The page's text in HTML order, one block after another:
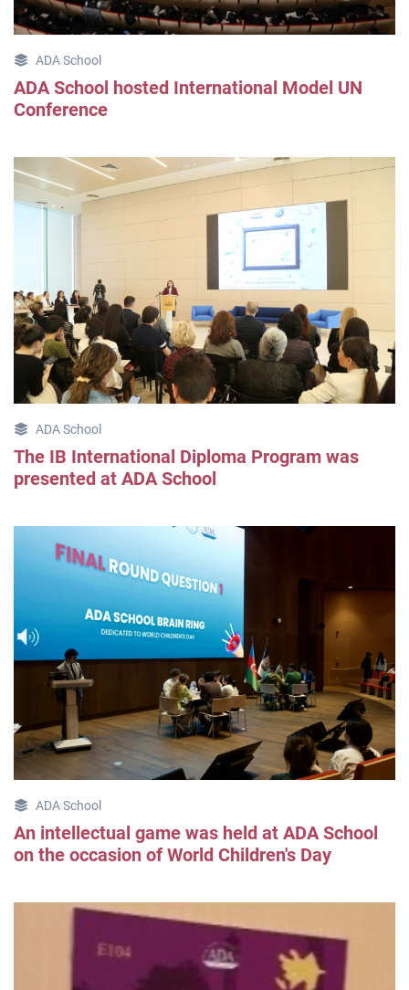
ADA School
ADA School hosted International Model UN
Conference
ADA School
The IB International Diploma Program was
presented at ADA School
ADA School
An intellectual game was held at ADA School
on the occasion of World Children's Day